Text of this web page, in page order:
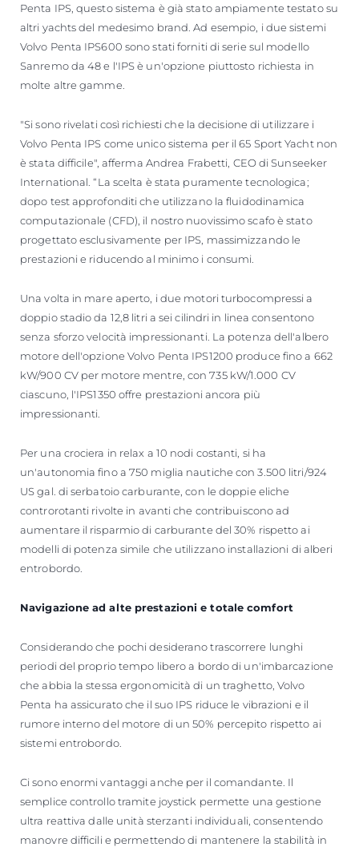
Penta IPS, questo sistema è già stato ampiamente testato su
altri yachts del medesimo brand. Ad esempio, i due sistemi
Volvo Penta IPS600 sono stati forniti di serie sul modello
Sanremo da 48 e l'IPS è un'opzione piuttosto richiesta in
molte altre gamme.
"Si sono rivelati così richiesti che la decisione di utilizzare i
Volvo Penta IPS come unico sistema per il 65 Sport Yacht non
è stata difficile", afferma Andrea Frabetti, CEO di Sunseeker
International. “La scelta è stata puramente tecnologica;
dopo test approfonditi che utilizzano la fluidodinamica
computazionale (CFD), il nostro nuovissimo scafo è stato
progettato esclusivamente per IPS, massimizzando le
prestazioni e riducendo al minimo i consumi.
Una volta in mare aperto, i due motori turbocompressi a
doppio stadio da 12,8 litri a sei cilindri in linea consentono
senza sforzo velocità impressionanti. La potenza dell'albero
motore dell'opzione Volvo Penta IPS1200 produce fino a 662
kW/900 CV per motore mentre, con 735 kW/1.000 CV
ciascuno, l'IPS1350 offre prestazioni ancora più
impressionanti.
Per una crociera in relax a 10 nodi costanti, si ha
un'autonomia fino a 750 miglia nautiche con 3.500 litri/924
US gal. di serbatoio carburante, con le doppie eliche
controrotanti rivolte in avanti che contribuiscono ad
aumentare il risparmio di carburante del 30% rispetto ai
modelli di potenza simile che utilizzano installazioni di alberi
entrobordo.
Navigazione ad alte prestazioni e totale comfort
Considerando che pochi desiderano trascorrere lunghi
periodi del proprio tempo libero a bordo di un'imbarcazione
che abbia la stessa ergonomicità di un traghetto, Volvo
Penta ha assicurato che il suo IPS riduce le vibrazioni e il
rumore interno del motore di un 50% percepito rispetto ai
sistemi entrobordo.
Ci sono enormi vantaggi anche per il comandante. Il
semplice controllo tramite joystick permette una gestione
ultra reattiva dalle unità sterzanti individuali, consentendo
manovre difficili e permettendo di mantenere la stabilità in